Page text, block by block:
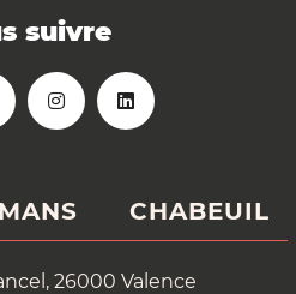
suivre
CHABEUIL
26000 Valence